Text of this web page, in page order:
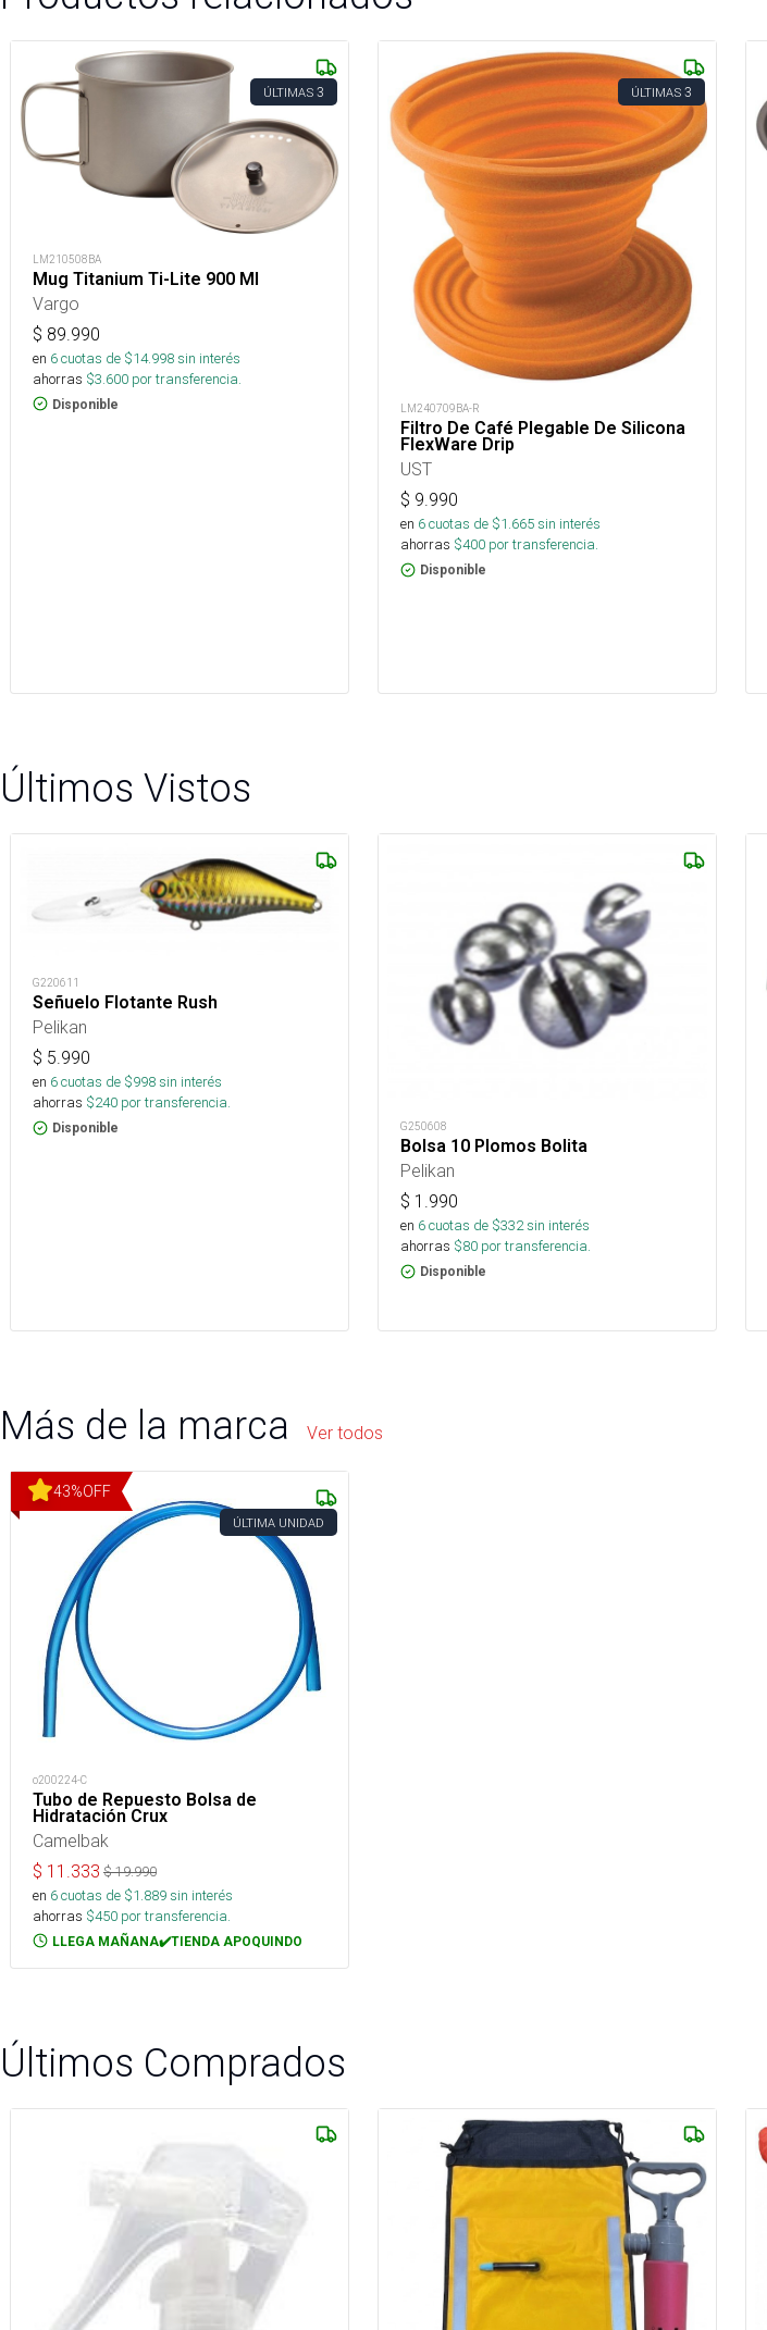
ÚLTIMAS 3
LM210508BA
Mug Titanium Ti-Lite 900 Ml
Vargo
$ 89.990
en 6cuotas de $14.998sin interés
ahorras $3.600 por transferencia.
Disponible
ÚLTIMAS 3
LM240709BA-R
Filtro De Café Plegable De Silicona
FlexWare Drip
UST
$ 9.990
en 6cuotas de $1.665sin interés
ahorras $400 por transferencia.
Disponible
Últimos Vistos
G220611
Señuelo Flotante Rush
Pelikan
$ 5.990
en 6cuotas de $998sin interés
ahorras $240 por transferencia.
Disponible G250608
Bolsa 10 Plomos Bolita
Pelikan
$ 1.990
en 6cuotas de $332sin interés
ahorras $80 por transferencia.
Disponible
Más de la marca Ver todos
43%OFF
ÚLTIMA UNIDAD
o200224-C
Tubo de Repuesto Bolsa de
Hidratación Crux
Camelbak
$ 11.333 $19.990
en 6cuotas de $1.889sin interés
ahorras $450 por transferencia.
LLEGA MAÑANA✔️TIENDA APOQUINDO
Últimos Comprados